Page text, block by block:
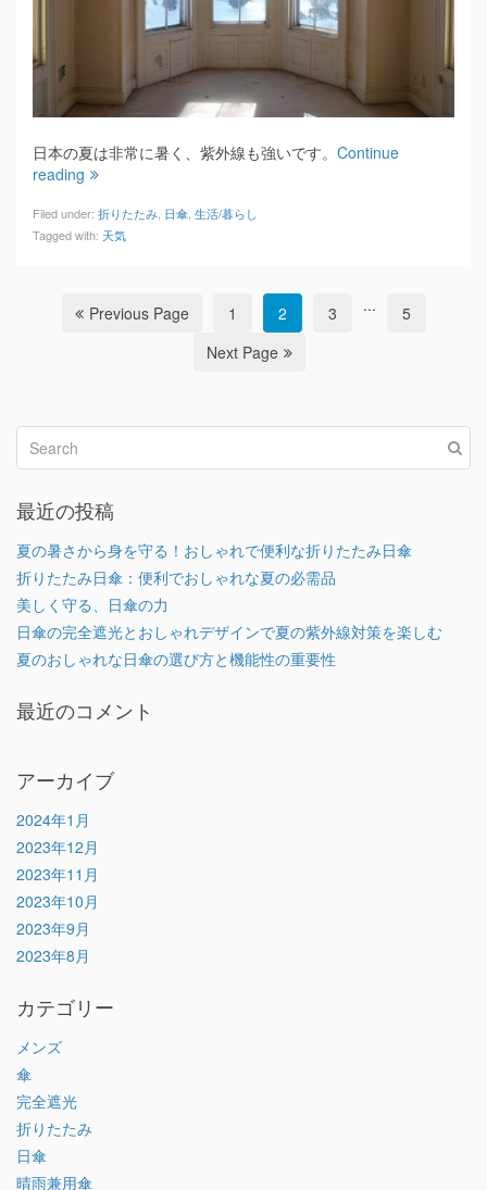
日本の夏は非常に暑く、紫外線も強いです。 Continue
reading
Filed under: 折りたたみ 日傘 生活/暮らし
Tagged with: 天気
Previous Page 1 2 3 ...
5
Next Page
最近の投稿
夏の暑さから身を守る！おしゃれで便利な折りたたみ日傘
折りたたみ日傘：便利でおしゃれな夏の必需品
美しく守る、日傘の力
日傘の完全遮光とおしゃれデザインで夏の紫外線対策を楽しむ
夏のおしゃれな日傘の選び方と機能性の重要性
最近のコメント
アーカイブ
2024年1月
2023年12月
2023年11月
2023年10月
2023年9月
2023年8月
カテゴリー
メンズ
傘
完全遮光
折りたたみ
日傘
晴雨兼用傘